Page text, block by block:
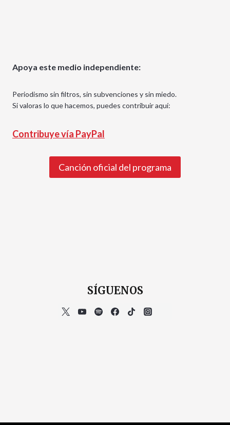
Apoya este medio independiente:
Periodismo sin filtros, sin subvenciones y sin miedo.
Si valoras lo que hacemos, puedes contribuir aquí:
Contribuye vía PayPal
Canción oficial del programa
SÍGUENOS